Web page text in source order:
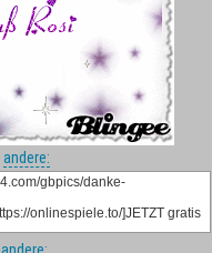
andere: